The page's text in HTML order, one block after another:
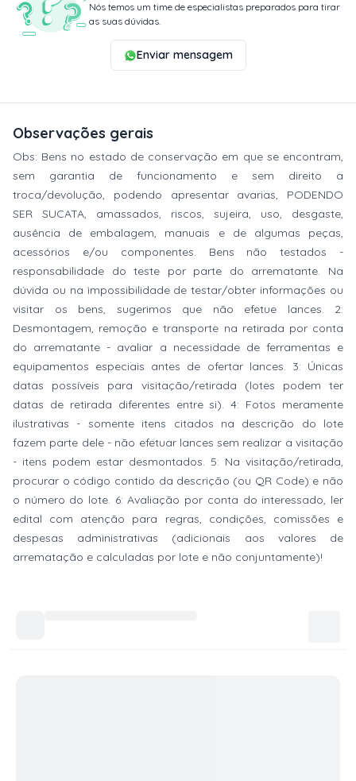
Nós temos um time de especialistas preparados para tirar
as suas dúvidas.
Enviar mensagem
Observações gerais
Obs: Bens no estado de conservação em que se encontram,
sem garantia de funcionamento e sem direito a
troca/devolução, podendo apresentar avarias, PODENDO
SER SUCATA, amassados, riscos, sujeira, uso, desgaste,
ausência de embalagem, manuais e de algumas peças,
acessórios e/ou componentes. Bens não testados -
responsabilidade do teste por parte do arrematante. Na
dúvida ou na impossibilidade de testar/obter informações ou
visitar os bens, sugerimos que não efetue lances. 2:
Desmontagem, remoção e transporte na retirada por conta
do arrematante - avaliar a necessidade de ferramentas e
equipamentos especiais antes de ofertar lances. 3: Únicas
datas possíveis para visitação/retirada (lotes podem ter
datas de retirada diferentes entre si). 4: Fotos meramente
ilustrativas - somente itens citados na descrição do lote
fazem parte dele - não efetuar lances sem realizar a visitação
- itens podem estar desmontados. 5: Na visitação/retirada,
procurar o código contido da descrição (ou QR Code) e não
o número do lote. 6: Avaliação por conta do interessado, ler
edital com atenção para regras, condições, comissões e
despesas administrativas (adicionais aos valores de
arrematação e calculadas por lote e não conjuntamente)!